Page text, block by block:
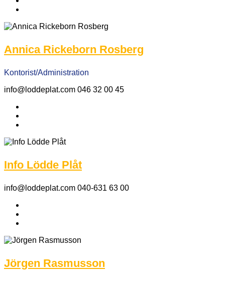
Annica Rickeborn Rosberg
Kontorist/Administration
info@loddeplat.com 046 32 00 45
Info Lödde Plåt
info@loddeplat.com 040-631 63 00
Jörgen Rasmusson